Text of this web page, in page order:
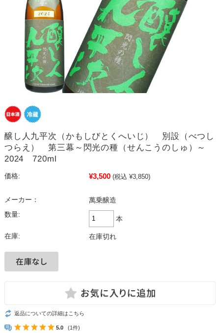
醸し人九平次（かもしびとくへいじ） 別設（べつし
つらえ） 第三幕～閃光の種（せんこうのしゅ）～
2024 720ml
価格: ¥3,500 (税込 ¥3,850)
メーカー：
萬乗醸造
数量:
本
在庫: 在庫切れ
返品についての詳細はこちら
5.0 (1件)